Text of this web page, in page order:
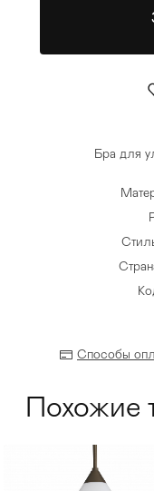
Бра для
Способы
Похожие